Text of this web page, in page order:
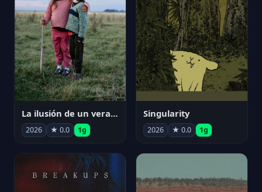
La ilusión de un verano sin fin
2026 ★ 0.0 1g
Singularity
2026 ★ 0.0 1g